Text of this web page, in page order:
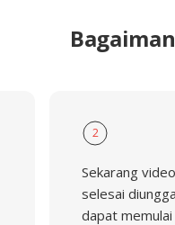
2
Sekarang
selesai
dapat